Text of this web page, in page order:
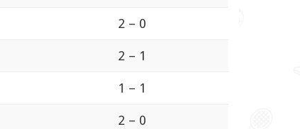
2 – 0
2 – 1
1 – 1
2 – 0